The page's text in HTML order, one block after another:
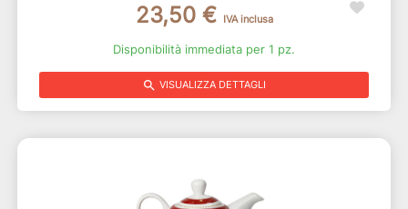
23,50 € IVA inclusa
Disponibilità immediata per 1 pz.
search VISUALIZZA DETTAGLI